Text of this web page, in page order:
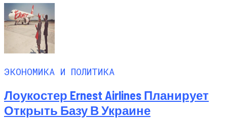
ЭКОНОМИКА И ПОЛИТИКА
Лоукостер Ernest Airlines Планирует
Открыть Базу В Украине